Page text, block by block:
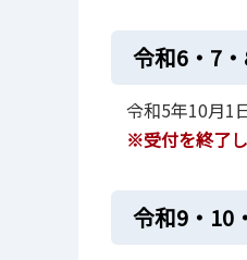
令和6・7
令和5年10月1
※受付を終了し
令和9・10